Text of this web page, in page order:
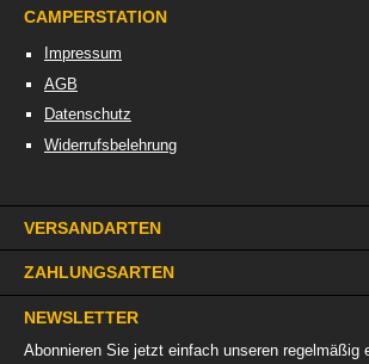
CAMPERSTATION
Impressum
AGB
Datenschutz
Widerrufsbelehrung
VERSANDARTEN
ZAHLUNGSARTEN
NEWSLETTER
Abonnieren Sie jetzt einfach unseren regelmäßig